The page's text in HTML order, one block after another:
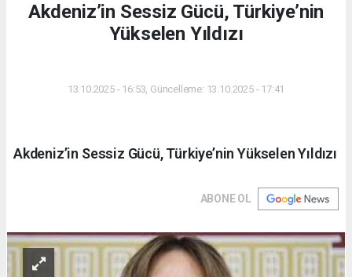
Akdeniz’in Sessiz Gücü, Türkiye’nin
Yükselen Yıldızı
13.10.2025 - 16:53, Güncelleme: 13.10.2025 - 17:41
Akdeniz’in Sessiz Gücü, Türkiye’nin Yükselen Yıldızı
ABONE OL